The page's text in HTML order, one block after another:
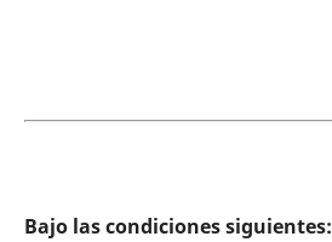
Bajo las condiciones siguientes: